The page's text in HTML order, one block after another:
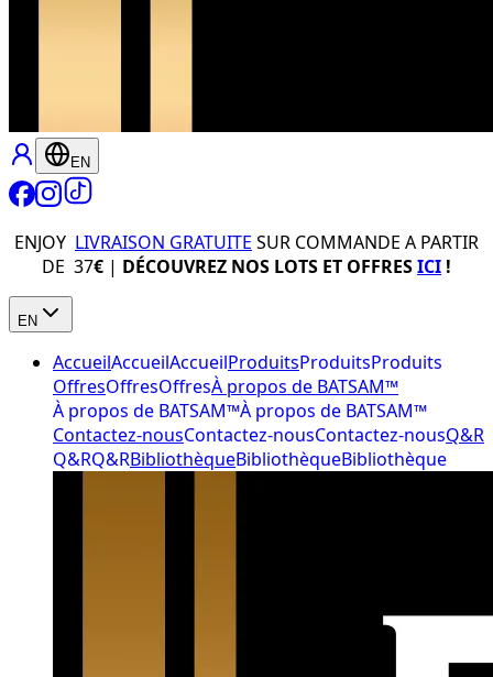
EN
ENJOY LIVRAISON GRATUITE SUR COMMANDE A PARTIR
DE 37€ | DÉCOUVREZ NOS LOTS ET OFFRESICI !
EN
AccueilAccueilAccueilProduitsProduitsProduits
OffresOffresOffresÀ propos de BATSAM™
À propos de BATSAM™À propos de BATSAM™
Contactez-nousContactez-nousContactez-nousQ&R
Q&RQ&RBibliothèqueBibliothèqueBibliothèque